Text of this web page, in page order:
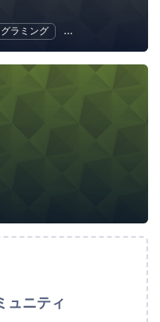
ラミング ゲーム開発
ュニティ